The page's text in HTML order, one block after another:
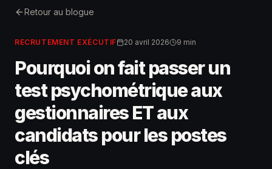
Retour au blogue
RECRUTEMENT EXÉCUTIF 20 avril 2026 9 min
Pourquoi on fait passer un
test psychométrique aux
gestionnaires ET aux
candidats pour les postes
clés